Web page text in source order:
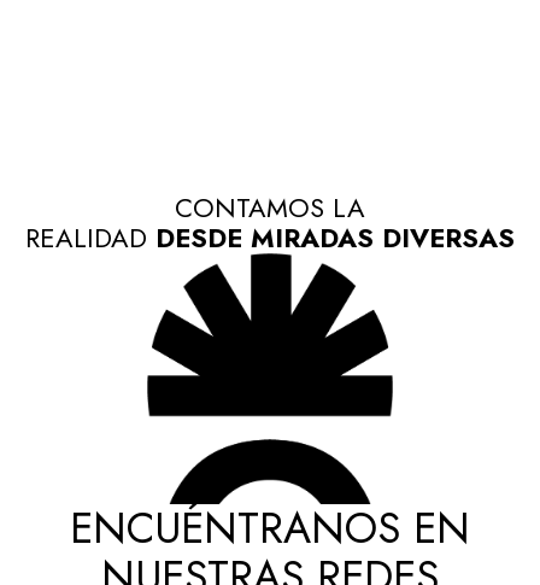
CONTAMOS LA
REALIDAD DESDE MIRADAS DIVERSAS
ENCUÉNTRANOS EN